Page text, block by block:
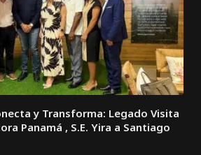
y Transforma: Legado Visita
Panamá , S.E. Yira a Santiago